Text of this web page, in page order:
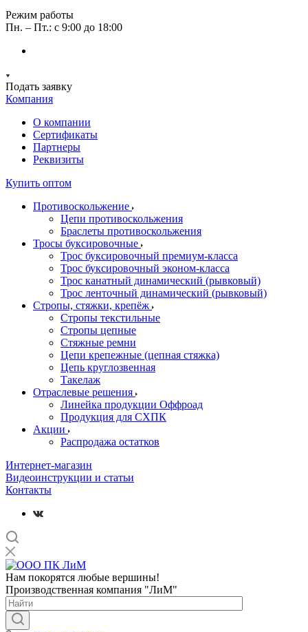
Режим работы
Пн. – Пт.: с 9:00 до 18:00
Подать заявку
Компания
О компании
Сертификаты
Партнеры
Реквизиты
Купить оптом
Противоскольжение
Цепи противоскольжения
Браслеты противоскольжения
Тросы буксировочные
Трос буксировочный премиум-класса
Трос буксировочный эконом-класса
Трос канатный динамический (рывковый)
Трос ленточный динамический (рывковый)
Стропы, стяжки, крепёж
Стропы текстильные
Стропы цепные
Стяжные ремни
Цепи крепежные (цепная стяжка)
Цепь круглозвенная
Такелаж
Отраслевые решения
Линейка продукции Оффроад
Продукция для СХПК
Акции
Распродажа остатков
Интернет-магазин
Видеоинструкции и статьи
Контакты
Нам покорятся любые вершины!
Производственная компания "ЛиМ"